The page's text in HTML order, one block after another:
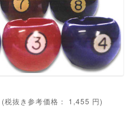
(税抜き参考価格： 1,455 円)